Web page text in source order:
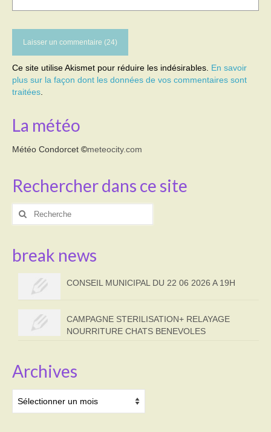
Ce site utilise Akismet pour réduire les indésirables. En savoir
plus sur la façon dont les données de vos commentaires sont
traitées
La météo
Météo Condorcet ©meteocity.com
Rechercher dans ce site
Rechercher
break news
CONSEIL MUNICIPAL DU 22 06 2026 A 19H
CAMPAGNE STERILISATION+ RELAYAGE
NOURRITURE CHATS BENEVOLES
Archives